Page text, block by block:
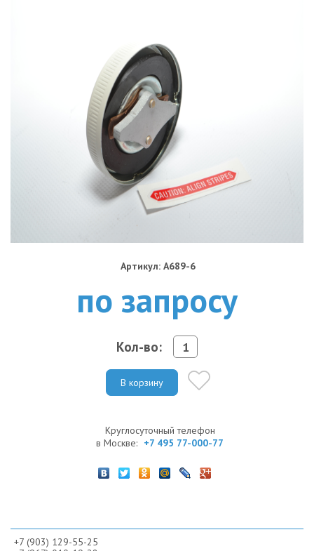
Артикул: A689-6
по запросу
Кол-во:
В корзину
Круглосуточный телефон
в Москве: +7 495 77-000-77
+7 (903) 129-55-25